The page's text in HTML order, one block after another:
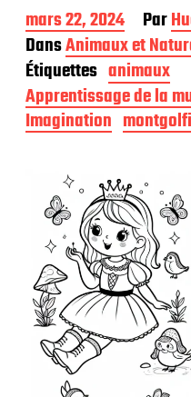
D
a
t
e
d
e
p
o
n
mars 22, 2024 Par
DansAnimaux et
Étiquettes animaux
Apprentissage de la
Imagination